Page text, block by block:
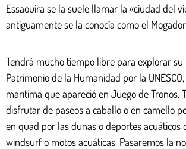
Essaouira se la suele llamar la «ciudad del
antiguamente se la conocía como el
Tendrá mucho tiempo libre para explorar su
Patrimonio de la Humanidad por la
marítima que apareció en Juego de Tronos.
disfrutar de paseos a caballo o en camello
en quad por las dunas o deportes acuáticos
windsurf o motos acuáticas. Pasaremos la